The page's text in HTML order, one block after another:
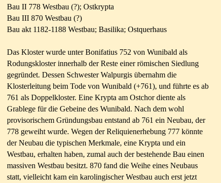
Bau II 778 Westbau (?); Ostkrypta
Bau III 870 Westbau (?)
Bau akt 1182-1188 Westbau; Basilika; Ostquerhaus
Das Kloster wurde unter Bonifatius 752 von Wunibald als
Rodungskloster innerhalb der Reste einer römischen Siedlung
gegründet. Dessen Schwester Walpurgis übernahm die
Klosterleitung beim Tode von Wunibald (+761), und führte es ab
761 als Doppelkloster. Eine Krypta am Ostchor diente als
Grablege für die Gebeine des Wunibald. Nach dem wohl
provisorischem Gründungsbau entstand ab 761 ein Neubau, der
778 geweiht wurde. Wegen der Reliquienerhebung 777 könnte
der Neubau die typischen Merkmale, eine Krypta und ein
Westbau, erhalten haben, zumal auch der bestehende Bau einen
massiven Westbau besitzt. 870 fand die Weihe eines Neubaus
statt, vielleicht kam ein karolingischer Westbau auch erst jetzt